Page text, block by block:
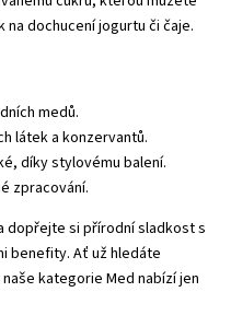
dochucení jogurtu či čaje.
medů.
látek a konzervantů.
díky stylovému balení.
zpracování.
dopřejte si přírodní sladkost s
benefity. Ať už hledáte
kategorie Med nabízí jen